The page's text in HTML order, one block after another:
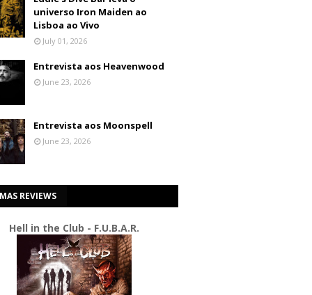
universo Iron Maiden ao
Lisboa ao Vivo
July 01, 2026
Entrevista aos Heavenwood
June 23, 2026
Entrevista aos Moonspell
June 23, 2026
REVIEWS
Hell in the Club - F.U.B.A.R.